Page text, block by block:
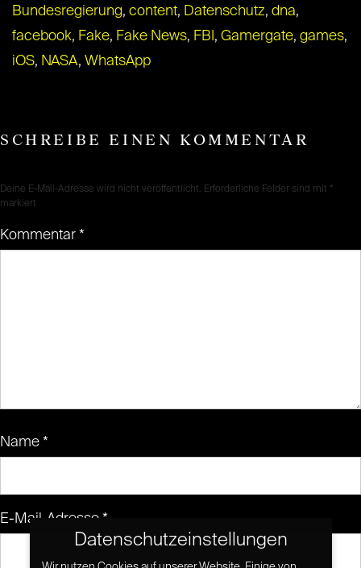
Bundesregierung, content, Datenschutz, dna,
facebook, Fake, Fake News, FBI , Gamergate, games,
iOS, NASA, WhatsApp
SCHREIBE EINEN KOMMENTAR
Deine E-Mail-Adresse wird nicht veröffentlicht. Erforderliche Felder sind mit *
markiert
Kommentar *
Name *
E-Mail-Adresse *
Datenschutzeinstellungen